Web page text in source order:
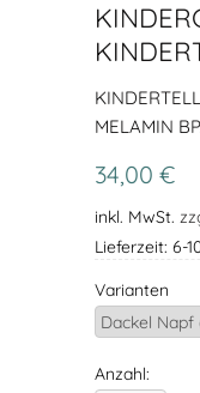
MELAMIN
34,00 €
inkl. MwSt.
Lieferzeit: 6-
Varianten
Anzahl: